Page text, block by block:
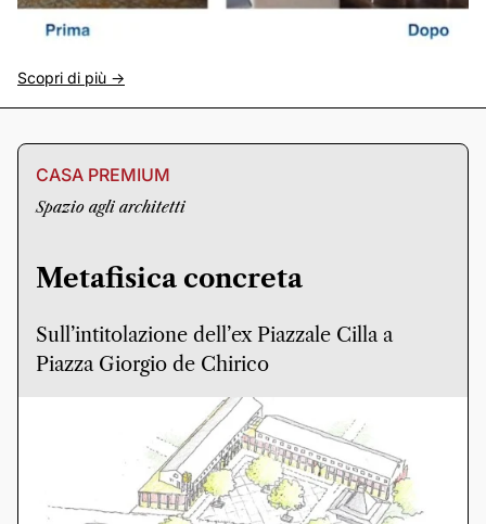
Scopri di più ->
CASA PREMIUM
Spazio agli architetti
Metafisica concreta
Sull’intitolazione dell’ex Piazzale Cilla a
Piazza Giorgio de Chirico